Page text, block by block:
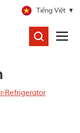
Tiếng Việt
Refrigerator